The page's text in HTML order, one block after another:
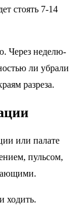
стоять 7-14
Через неделю-
ли убрали
разреза.
или палате
пульсом,
ходить.